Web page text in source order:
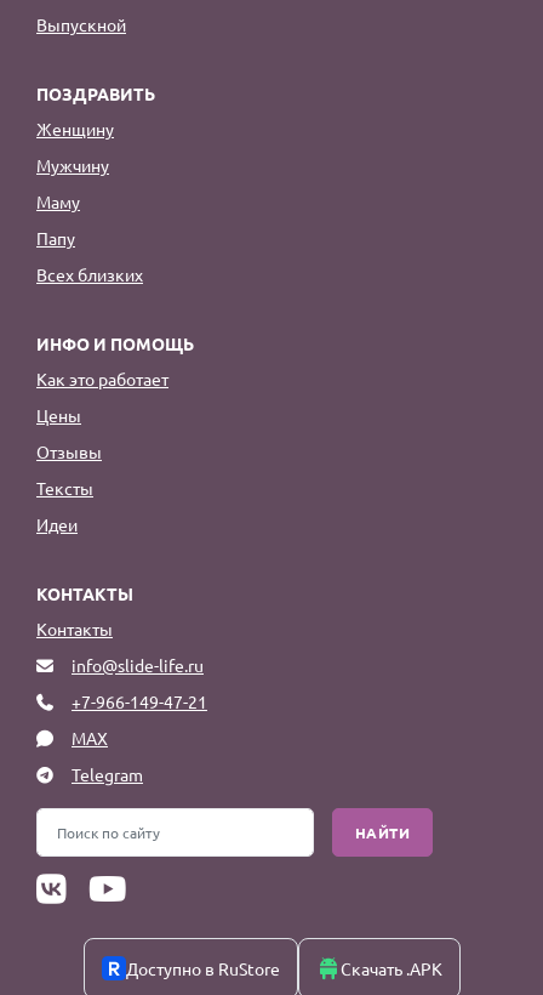
Выпускной
ПОЗДРАВИТЬ
Женщину
Мужчину
Маму
Папу
Всех близких
ИНФО И ПОМОЩЬ
Как это работает
Цены
Отзывы
Тексты
Идеи
КОНТАКТЫ
Контакты
info@slide-life.ru
+7-966-149-47-21
MAX
Telegram
НАЙТИ
Доступно в RuStore Скачать .APK